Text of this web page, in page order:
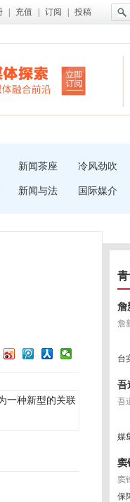
充值 订阅 投稿
新闻茶座 冷风劲吹
新闻与法 国际媒介
一种新型的关联
詹
詹
台
吾
吾
媒
窦
窦
保